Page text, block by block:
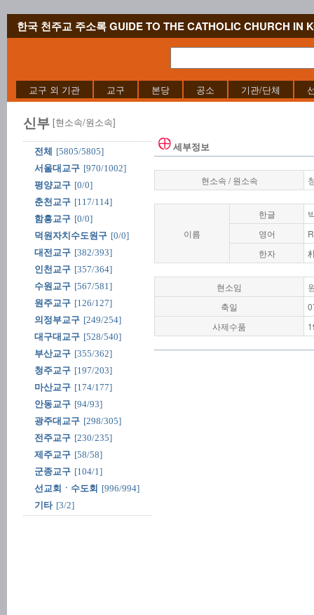
한국 천주교 주소록 GUIDE TO THE CATHOLIC CHURCH IN
교구 외 기관 교구 본당 공소 기관/단체
신부 [현소속/원소속]
전체
[5805/5805]
서울대교구 [970/1002]
평양교구 [0/0]
춘천교구 [117/114]
함흥교구 [0/0]
덕원자치수도원구 [0/0]
대전교구 [382/393]
인천교구 [357/364]
수원교구 [567/581]
원주교구 [126/127]
의정부교구 [249/254]
대구대교구 [528/540]
부산교구 [355/362]
청주교구 [197/203]
마산교구 [174/177]
안동교구 [94/93]
광주대교구 [298/305]
전주교구 [230/235]
제주교구 [58/58]
군종교구 [104/1]
선교회ㆍ수도회 [996/994]
기타 [3/2]
세부정보
현소속 / 원소속
이름
한글
영어
한자
현소임
축일
사제수품